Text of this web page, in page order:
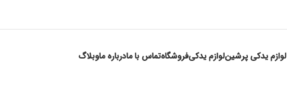
لوازم یدکی پرشینلوازم یدکیفروشگاهتماس با مادرباره ماوبلاگ